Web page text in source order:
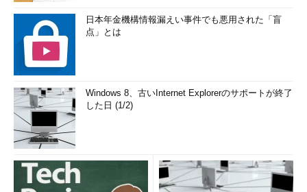
日本年金機構情報漏えい事件でも悪用された「盲
点」とは
Windows 8、古いInternet Explorerのサポートが終了
した日 (1/2)